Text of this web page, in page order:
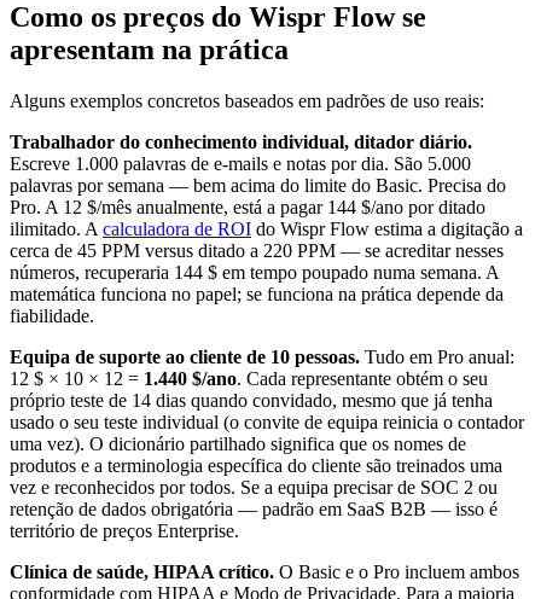
Como os preços do Wispr Flow se
apresentam na prática
Alguns exemplos concretos baseados em padrões de uso reais:
Trabalhador do conhecimento individual, ditador diário.
Escreve 1.000 palavras de e-mails e notas por dia. São 5.000
palavras por semana — bem acima do limite do Basic. Precisa do
Pro. A 12 $/mês anualmente, está a pagar 144 $/ano por ditado
ilimitado. A calculadora de ROI do Wispr Flow estima a digitação a
cerca de 45 PPM versus ditado a 220 PPM — se acreditar nesses
números, recuperaria 144 $ em tempo poupado numa semana. A
matemática funciona no papel; se funciona na prática depende da
fiabilidade.
Equipa de suporte ao cliente de 10 pessoas. Tudo em Pro anual:
12 $ × 10 × 12 = 1.440 $/ano. Cada representante obtém o seu
próprio teste de 14 dias quando convidado, mesmo que já tenha
usado o seu teste individual (o convite de equipa reinicia o contador
uma vez). O dicionário partilhado significa que os nomes de
produtos e a terminologia específica do cliente são treinados uma
vez e reconhecidos por todos. Se a equipa precisar de SOC 2 ou
retenção de dados obrigatória — padrão em SaaS B2B — isso é
território de preços Enterprise.
Clínica de saúde, HIPAA crítico. O Basic e o Pro incluem ambos
conformidade com HIPAA e Modo de Privacidade. Para a maioria